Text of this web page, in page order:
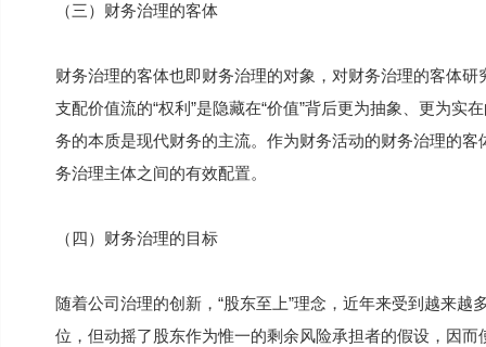
（三）财务治理的客体
财务治理的客体也即财务治理的对象，对财务治理的客体
支配价值流的“权利”是隐藏在“价值”背后更为抽象、更为实
务的本质是现代财务的主流。作为财务活动的财务治理的客
务治理主体之间的有效配置。
（四）财务治理的目标
随着公司治理的创新，“股东至上”理念，近年来受到越来
位，但动摇了股东作为惟一的剩余风险承担者的假设，因